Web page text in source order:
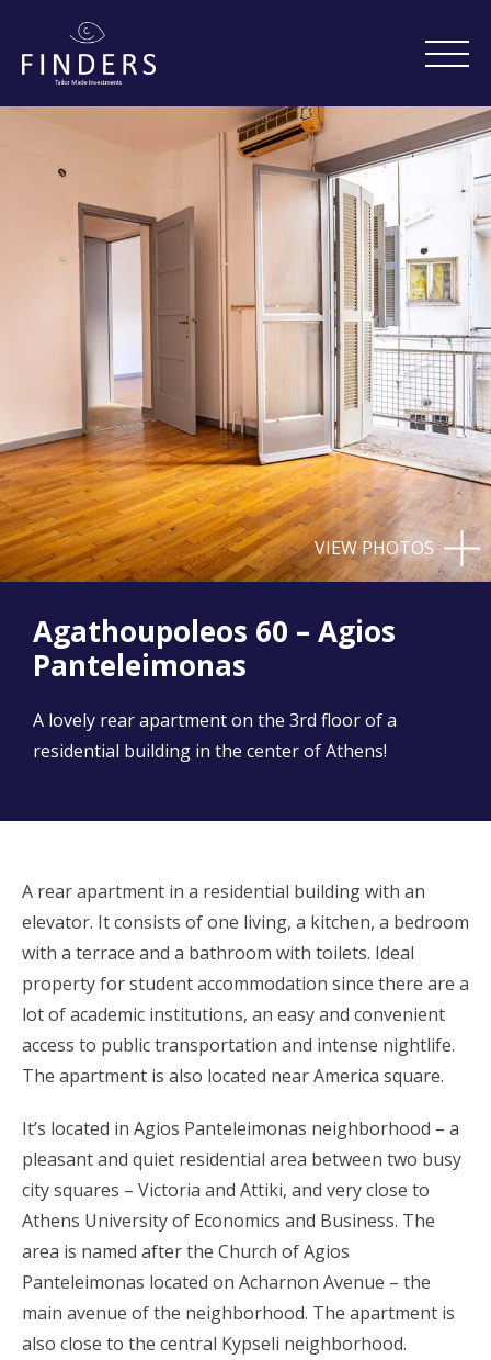
VIEW PHOTOS
Agathoupoleos 60 – Agios
Panteleimonas
A lovely rear apartment on the 3rd floor of a
residential building in the center of Athens!
A rear apartment in a residential building with an
elevator. It consists of one living, a kitchen, a bedroom
with a terrace and a bathroom with toilets. Ideal
property for student accommodation since there are a
lot of academic institutions, an easy and convenient
access to public transportation and intense nightlife.
The apartment is also located near America square.
It’s located in Agios Panteleimonas neighborhood – a
pleasant and quiet residential area between two busy
city squares – Victoria and Attiki, and very close to
Athens University of Economics and Business. The
area is named after the Church of Agios
Panteleimonas located on Acharnon Avenue – the
main avenue of the neighborhood. The apartment is
also close to the central Kypseli neighborhood.